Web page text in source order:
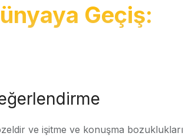
Geçiş:
ve işitme ve konuşma bozuklukları